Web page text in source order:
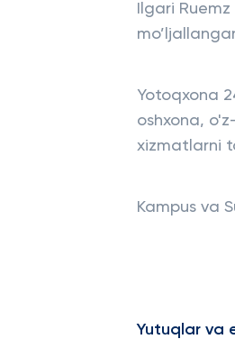
Ilgari
Yotoqxona
oshxona,
xizmatlarni
Kampus va
Yutuqlar va